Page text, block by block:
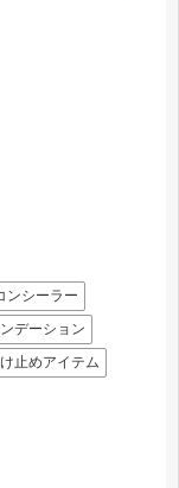
ンシーラー
デーション
止めアイテム